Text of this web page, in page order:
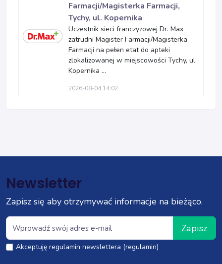
Farmacji/Magisterka Farmacji,
Tychy, ul. Kopernika
Uczestnik sieci franczyzowej Dr. Max
zatrudni Magister Farmacji/Magisterka
Farmacji na pełen etat do apteki
zlokalizowanej w miejscowości Tychy, ul.
Kopernika ...
2026-08-04 14:02
Newsletter
Zapisz się aby otrzymywać informacje na bieżąco.
Zapisz
Akceptuję regulamin newslettera (regulamin)